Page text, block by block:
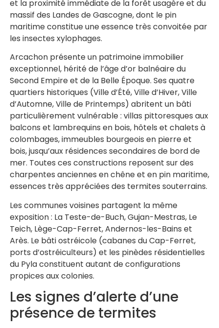
et la proximité immédiate de la forêt usagère et du
massif des Landes de Gascogne, dont le pin
maritime constitue une essence très convoitée par
les insectes xylophages.
Arcachon présente un patrimoine immobilier
exceptionnel, hérité de l’âge d’or balnéaire du
Second Empire et de la Belle Époque. Ses quatre
quartiers historiques (Ville d’Été, Ville d’Hiver, Ville
d’Automne, Ville de Printemps) abritent un bâti
particulièrement vulnérable : villas pittoresques aux
balcons et lambrequins en bois, hôtels et chalets à
colombages, immeubles bourgeois en pierre et
bois, jusqu’aux résidences secondaires de bord de
mer. Toutes ces constructions reposent sur des
charpentes anciennes en chêne et en pin maritime,
essences très appréciées des termites souterrains.
Les communes voisines partagent la même
exposition : La Teste-de-Buch, Gujan-Mestras, Le
Teich, Lège-Cap-Ferret, Andernos-les-Bains et
Arès. Le bâti ostréicole (cabanes du Cap-Ferret,
ports d’ostréiculteurs) et les pinèdes résidentielles
du Pyla constituent autant de configurations
propices aux colonies.
Les signes d’alerte d’une
présence de termites